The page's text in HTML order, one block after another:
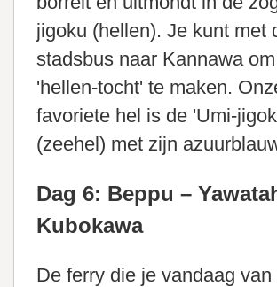
jigoku (hellen). Je kunt met
stadsbus naar Kannawa
'hellen-tocht' te maken.
favoriete hel is de 'Umi-
(zeehel) met zijn
Dag 6: Beppu –
Kubokawa
De ferry die je vandaag van